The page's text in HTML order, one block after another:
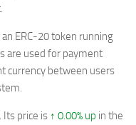
ERC-20 token running
are used for payment
currency between users
. Its price is ↑ 0.00% up in the